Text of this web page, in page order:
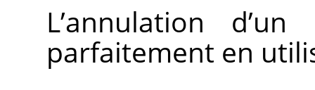
L’annulation
parfaitement en